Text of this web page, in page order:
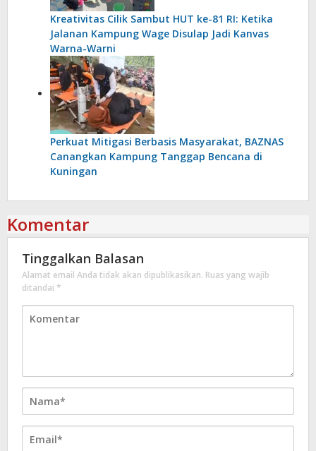
Kreativitas Cilik Sambut HUT ke-81 RI: Ketika
Jalanan Kampung Wage Disulap Jadi Kanvas
Warna-Warni
Perkuat Mitigasi Berbasis Masyarakat, BAZNAS
Canangkan Kampung Tanggap Bencana di
Kuningan
Komentar
Tinggalkan Balasan
Alamat email Anda tidak akan dipublikasikan. Ruas yang wajib
ditandai *